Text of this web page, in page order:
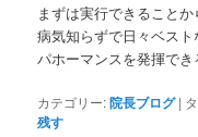
まずは実行できることか
病気知らずで日々ベス
パホーマンスを発揮で
カテゴリー:院長ブログ |
残す